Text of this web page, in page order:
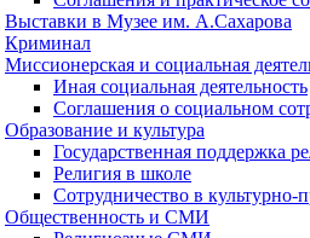
Выставки в Музее им. А.Сахарова
Криминал
Миссионерская и социальная
Иная социальная деятельность
Соглашения о социальном
Образование и культура
Государственная поддержка
Религия в школе
Сотрудничество в культурно-
Общественность и СМИ